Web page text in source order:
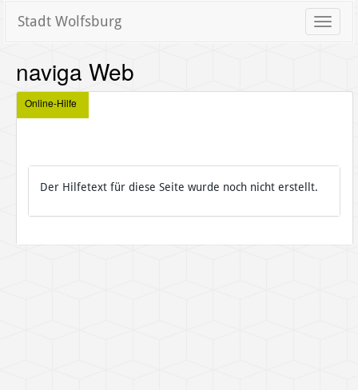
Toggle
Stadt Wolfsburg
naviga Web
Online-Hilfe
Der Hilfetext für diese Seite wurde noch nicht erstellt.